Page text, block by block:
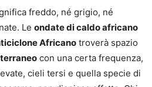
freddo, né grigio, né
Le ondate di caldo africano
Africano troverà spazio
con una certa frequenza,
cieli tersi e quella specie di